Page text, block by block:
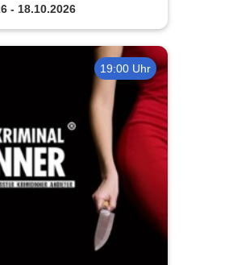
- 18.10.2026
19:00 Uhr